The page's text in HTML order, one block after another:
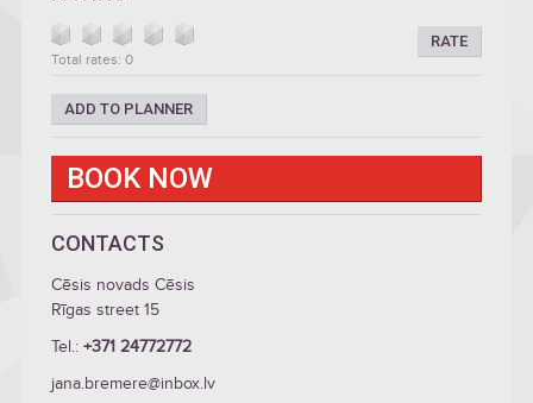
RATE
Total rates: 0
ADD TO PLANNER
BOOK NOW
CONTACTS
Cēsis novads Cēsis
Rīgas street 15
Tel.: +371 24772772
jana.bremere@inbox.lv